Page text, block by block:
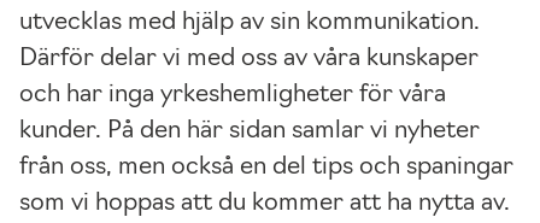
utvecklas med hjälp av sin kommunikation.
Därför delar vi med oss av våra kunskaper
och har inga yrkeshemligheter för våra
kunder. På den här sidan samlar vi nyheter
från oss, men också en del tips och spaningar
som vi hoppas att du kommer att ha nytta av.